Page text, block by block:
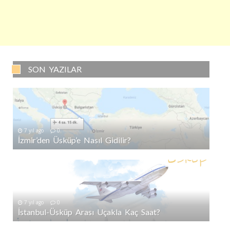
SON YAZILAR
7 yıl ago 0
İzmir’den Üsküp’e Nasıl Gidilir?
7 yıl ago 0
İstanbul-Üsküp Arası Uçakla Kaç Saat?